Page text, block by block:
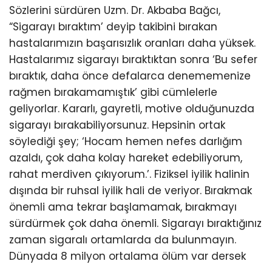
Sözlerini sürdüren Uzm. Dr. Akbaba Bağcı,
“Sigarayı bıraktım’ deyip takibini bırakan
hastalarımızın başarısızlık oranları daha yüksek.
Hastalarımız sigarayı bıraktıktan sonra ‘Bu sefer
bıraktık, daha önce defalarca denememenize
rağmen bırakamamıştık’ gibi cümlelerle
geliyorlar. Kararlı, gayretli, motive olduğunuzda
sigarayı bırakabiliyorsunuz. Hepsinin ortak
söylediği şey; ‘Hocam hemen nefes darlığım
azaldı, çok daha kolay hareket edebiliyorum,
rahat merdiven çıkıyorum.’. Fiziksel iyilik halinin
dışında bir ruhsal iyilik hali de veriyor. Bırakmak
önemli ama tekrar başlamamak, bırakmayı
sürdürmek çok daha önemli. Sigarayı bıraktığınız
zaman sigaralı ortamlarda da bulunmayın.
Dünyada 8 milyon ortalama ölüm var dersek